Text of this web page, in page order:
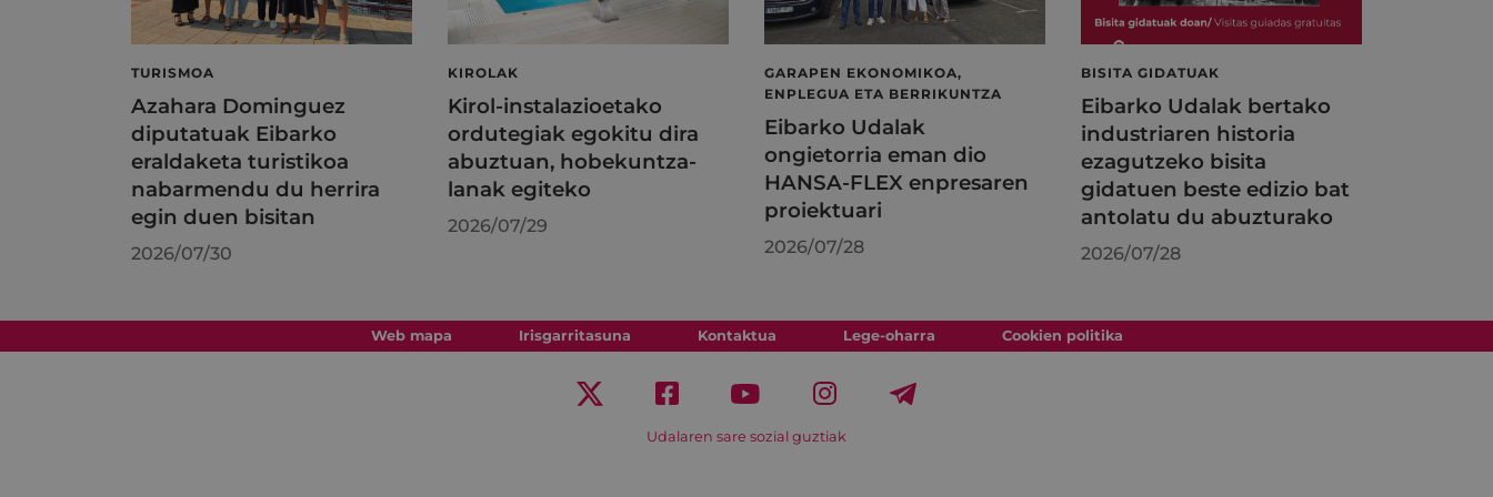
TURISMOA
Azahara Dominguez
diputatuak Eibarko
eraldaketa turistikoa
nabarmendu du herrira
egin duen bisitan
2026/07/30
KIROLAK
Kirol-instalazioetako
ordutegiak egokitu dira
abuztuan, hobekuntza-
lanak egiteko
2026/07/29
GARAPEN EKONOMIKOA,
ENPLEGUA ETA BERRIKUNTZA
Eibarko Udalak
ongietorria eman dio
HANSA-FLEX enpresaren
proiektuari
2026/07/28
BISITA GIDATUAK
Eibarko Udalak bertako
industriaren historia
ezagutzeko bisita
gidatuen beste edizio bat
antolatu du abuzturako
2026/07/28
Web mapa Irisgarritasuna Kontaktua Lege-oharra Cookien politika
Udalaren sare sozial guztiak